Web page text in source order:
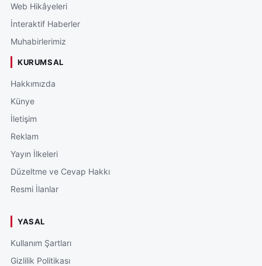
Web Hikâyeleri
İnteraktif Haberler
Muhabirlerimiz
KURUMSAL
Hakkımızda
Künye
İletişim
Reklam
Yayın İlkeleri
Düzeltme ve Cevap Hakkı
Resmi İlanlar
YASAL
Kullanım Şartları
Gizlilik Politikası